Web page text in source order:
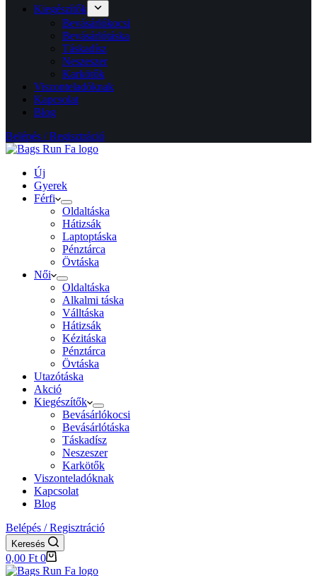
Kiegészítők
Bevásárlókocsi
Bevásárlótáska
Táskadísz
Neszeszer
Karkötők
Viszonteladóknak
Kapcsolat
Blog
Belépés / Regisztráció
Új
Gyerek
Férfi
Oldaltáska
Hátizsák
Laptoptáska
Pénztárca
Övtáska
Női
Oldaltáska
Alkalmi táska
Válltáska
Hátizsák
Kézitáska
Pénztárca
Övtáska
Utazótáska
Akció
Kiegészítők
Bevásárlókocsi
Bevásárlótáska
Táskadísz
Neszeszer
Karkötők
Viszonteladóknak
Kapcsolat
Blog
Belépés / Regisztráció
Keresés
Shopping
cart
0,00 Ft 0